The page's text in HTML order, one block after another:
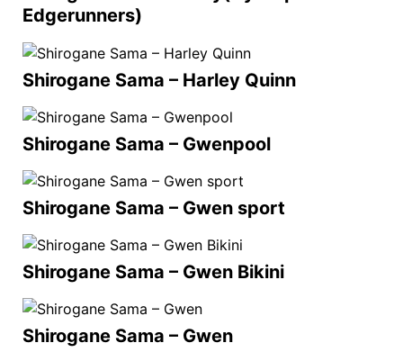
Edgerunners)
Shirogane Sama – Harley Quinn
Shirogane Sama – Gwenpool
Shirogane Sama – Gwen sport
Shirogane Sama – Gwen Bikini
Shirogane Sama – Gwen